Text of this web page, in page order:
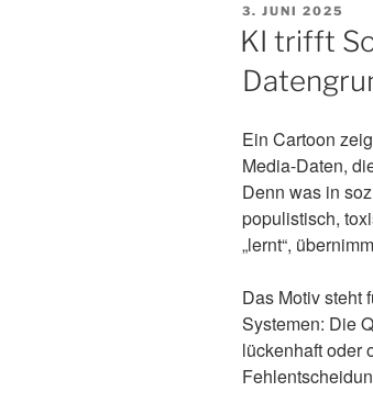
AM
3. JUNI 2025
KI trifft
Ein Cartoon
Media-Daten,
Denn was in
populistisch,
„lernt“,
Das Motiv steht
Systemen: Die
lückenhaft oder